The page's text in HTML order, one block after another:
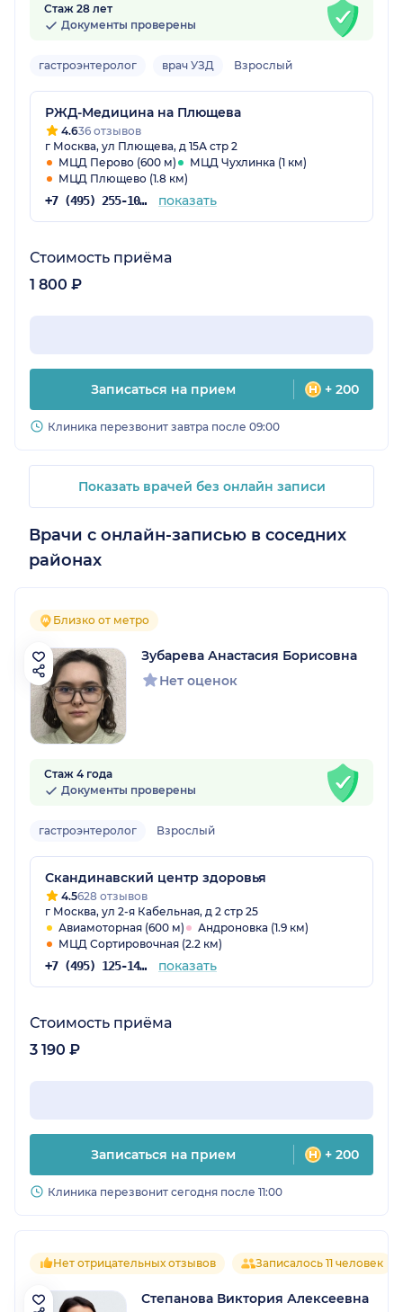
Стаж 28 лет
Документы проверены
гастроэнтеролог врач УЗД Взрослый
РЖД-Медицина на Плющева
4.636 отзывов
г Москва, ул Плющева, д 15А стр 2
МЦД Перово (600 м)
МЦД Чухлинка (1 км)
МЦД Плющево (1.8 км)
+7 (495) 255-10-92 показать
Стоимость приёма
1 800 ₽
Записаться на прием + 200
Клиника перезвонит завтра после 09:00
Показать врачей без онлайн записи
Врачи с онлайн-записью в соседних
районах
Близко от метро
Зубарева Анастасия Борисовна
Нет оценок
Стаж 4 года
Документы проверены
гастроэнтеролог Взрослый
Скандинавский центр здоровья
4.5628 отзывов
г Москва, ул 2-я Кабельная, д 2 стр 25
Авиамоторная (600 м)
Андроновка (1.9 км)
МЦД Сортировочная (2.2 км)
+7 (495) 125-14-51 показать
Стоимость приёма
3 190 ₽
Записаться на прием + 200
Клиника перезвонит сегодня после 11:00
Нет отрицательных отзывов Записалось 11 человек
Степанова Виктория Алексеевна